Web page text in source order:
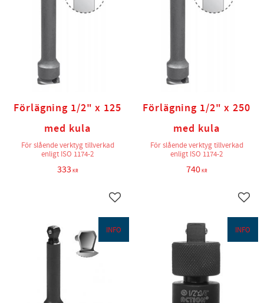
Förlägning 1/2" x 125
med kula
För slående verktyg tillverkad
enligt ISO 1174-2
333 KR
Lägg till i favoriter
Förlägning 1/2" x 250
med kula
För slående verktyg tillverkad
enligt ISO 1174-2
740KR
INFO INFO